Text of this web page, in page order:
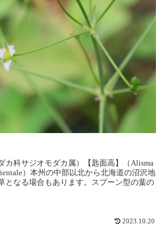
科サジオモダカ属）【匙面高】（Alisma
）本州の中部以北から北海道の沼沢地
となる場合もあります。スプーン型の葉の
2023.10.20